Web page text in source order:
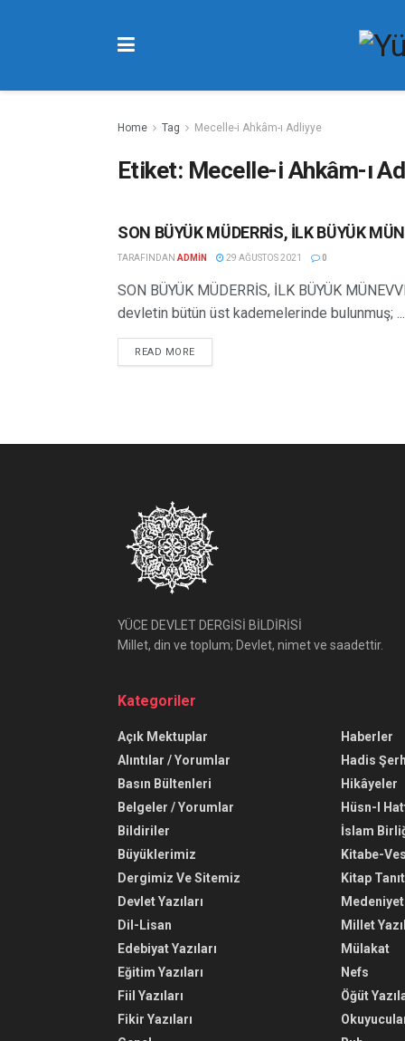
Home Tag Mecelle-i Ahkâm-ı Adliyye
Etiket: Mecelle-i Ahkâm-ı
ÜSTADLARIMIZ
SON BÜYÜK MÜDERRİS, İLK BÜYÜK
TARAFINDAN ADMIN 29 AĞUSTOS 2021 0
SON BÜYÜK MÜDERRİS, İLK BÜYÜK
devletin bütün üst kademelerinde bulunmuş; ...
READ MORE
YÜCE DEVLET DERGİSİ BİLDİRİSİ
Millet, din ve toplum; Devlet, nimet ve saadettir.
Kategoriler
Açık Mektuplar
Alıntılar / Yorumlar
Basın Bültenleri
Belgeler / Yorumlar
Bildiriler
Büyüklerimiz
Dergimiz Ve Sitemiz
Devlet Yazıları
Dil-Lisan
Edebiyat Yazıları
Eğitim Yazıları
Fiil Yazıları
Fikir Yazıları
Haberler
Hadis
Hikâyeler
Hüsn-I
İslam
Kitabe-
Kitap
Medeniyet
Millet
Mülakat
Nefs
Öğüt